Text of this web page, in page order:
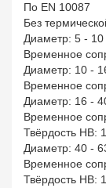
По EN 10087
Без
Диаметр: 5 -
Временное
Диаметр: 10 -
Временное
Диаметр: 16 -
Временное
Твёрдость HB:
Диаметр: 40 -
Временное
Твёрдость HB: